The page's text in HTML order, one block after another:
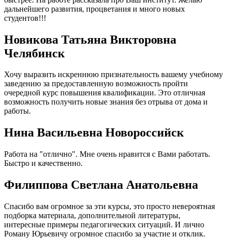
дальнейшего развития, процветания и много новых
студентов!!!
Новикова Татьяна Викторовна
Челябинск
Хочу выразить искреннюю признательность вашему учебному
заведению за предоставленную возможность пройти
очередной курс повышения квалификации. Это отличная
возможность получить новые знания без отрыва от дома и
работы.
Нина Васильевна Новороссийск
Работа на "отлично". Мне очень нравится с Вами работать.
Быстро и качественно.
Филиппова Светлана Анатольевна
Спасибо вам огромное за эти курсы, это просто невероятная
подборка материала, дополнительной литературы,
интересные примеры педагогических ситуаций. И лично
Роману Юрьевичу огромное спасибо за участие и отклик.